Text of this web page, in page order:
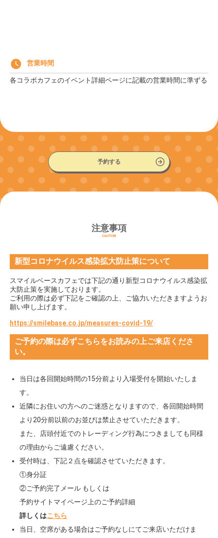
営業時間
各コラボカフェのイベント詳細ページに記載の営業時間に準ずる
予約する
注意事項
CAUTION
新型コロナウイルス感染拡大防止策について
スマイルベースカフェでは下記の通り新型コロナウイルス感染拡
大防止策を実施しております。
ご利用の際は必ず下記をご確認の上、ご協力いただきますようお
願い申し上げます。
https://smilebase.co.jp/measures-covid-19/
ご予約の際は必ずこちらをお読みの上ご来店くださ
い。
当日は各回開始時間の15分前より入場受付を開始いたしま
す。
近隣にお住いの方へのご迷惑となりますので、各回開始時間
より20分前以前のお並びは禁止させていただきます。
また、店頭付近でのトレーディング行為につきましても同様
の理由からご遠慮ください。
受付時は、下記２点を確認させていただきます。
①身分証
②ご予約完了メール もしくは
予約サイトマイページ上のご予約詳細
詳しくはこちら
当日、空席がある場合はご予約なしにてご来店いただけま